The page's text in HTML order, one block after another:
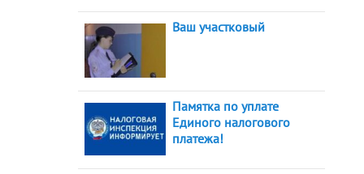
Ваш участковый
Памятка по уплате
Единого налогового
платежа!